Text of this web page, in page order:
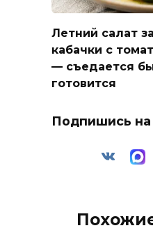
Летний салат
кабачки с
— съедается
готовится
Подпишись на